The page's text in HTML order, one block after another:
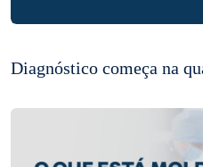
Diagnóstico começa na